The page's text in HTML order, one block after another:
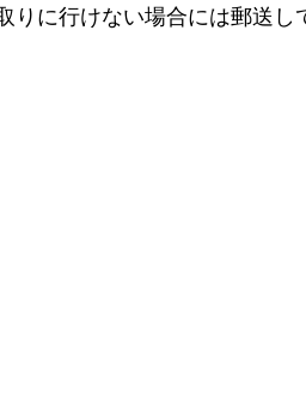
に行けない場合には郵送し